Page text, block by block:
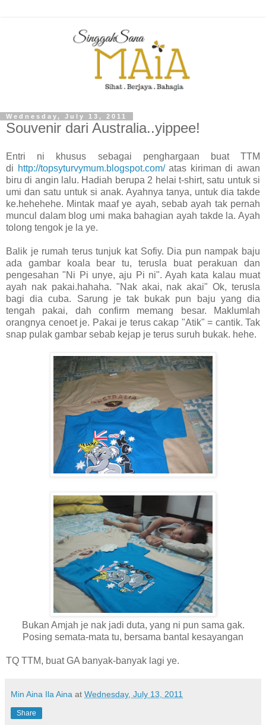
Wednesday, July 13, 2011
Souvenir dari Australia..yippee!
Entri ni khusus sebagai penghargaan buat TTM
di http://topsyturvymum.blogspot.com/atas kiriman di awan
biru di angin lalu. Hadiah berupa 2 helai t-shirt, satu untuk si
umi dan satu untuk si anak. Ayahnya tanya, untuk dia takde
ke.hehehehe. Mintak maaf ye ayah, sebab ayah tak pernah
muncul dalam blog umi maka bahagian ayah takde la. Ayah
tolong tengok je la ye.
Balik je rumah terus tunjuk kat Sofiy. Dia pun nampak baju
ada gambar koala bear tu, terusla buat perakuan dan
pengesahan "Ni Pi unye, aju Pi ni". Ayah kata kalau muat
ayah nak pakai.hahaha. "Nak akai, nak akai" Ok, terusla
bagi dia cuba. Sarung je tak bukak pun baju yang dia
tengah pakai, dah confirm memang besar. Maklumlah
orangnya cenoet je. Pakai je terus cakap "Atik" = cantik. Tak
snap pulak gambar sebab kejap je terus suruh bukak. hehe.
Bukan Amjah je nak jadi duta, yang ni pun sama gak.
Posing semata-mata tu, bersama bantal kesayangan
TQ TTM, buat GA banyak-banyak lagi ye.
Min Aina Ila Aina at Wednesday, July 13, 2011
Share